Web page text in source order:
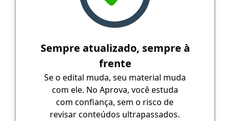
Sempre atualizado, sempre à
frente
Se o edital muda, seu material muda
com ele. No Aprova, você estuda
com confiança, sem o risco de
revisar conteúdos ultrapassados.